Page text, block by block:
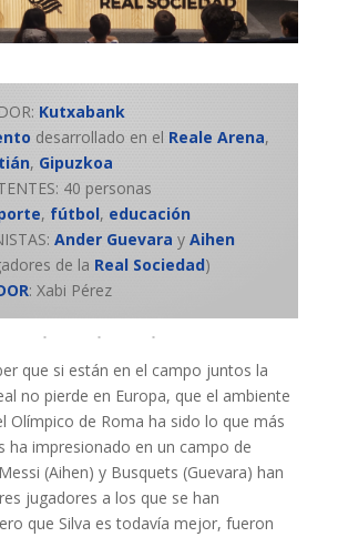
Kutxabank
desarrollado en el Reale Arena,
, Gipuzkoa
40 personas
, fútbol, educación
Ander Guevara y Aihen
de la Real Sociedad)
: Xabi Pérez
que si están en el campo juntos la
no pierde en Europa, que el ambiente
Olímpico de Roma ha sido lo que más
ha impresionado en un campo de
(Aihen) y Busquets (Guevara) han
jugadores a los que se han
que Silva es todavía mejor, fueron